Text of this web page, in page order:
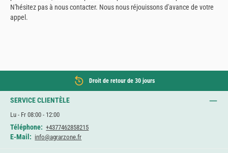
N'hésitez pas à nous contacter. Nous nous réjouissons d'avance de votre
appel.
Droit de retour de 30 jours
SERVICE CLIENTÈLE
Lu - Fr 08:00 - 12:00
Téléphone: +4377462858215
E-Mail: info@agrarzone.fr